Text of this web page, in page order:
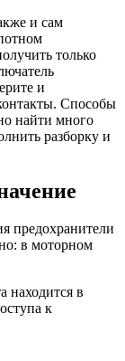
и сам
только
и
Способы
найти много
разборку и
предохранители
в моторном
находится в
к